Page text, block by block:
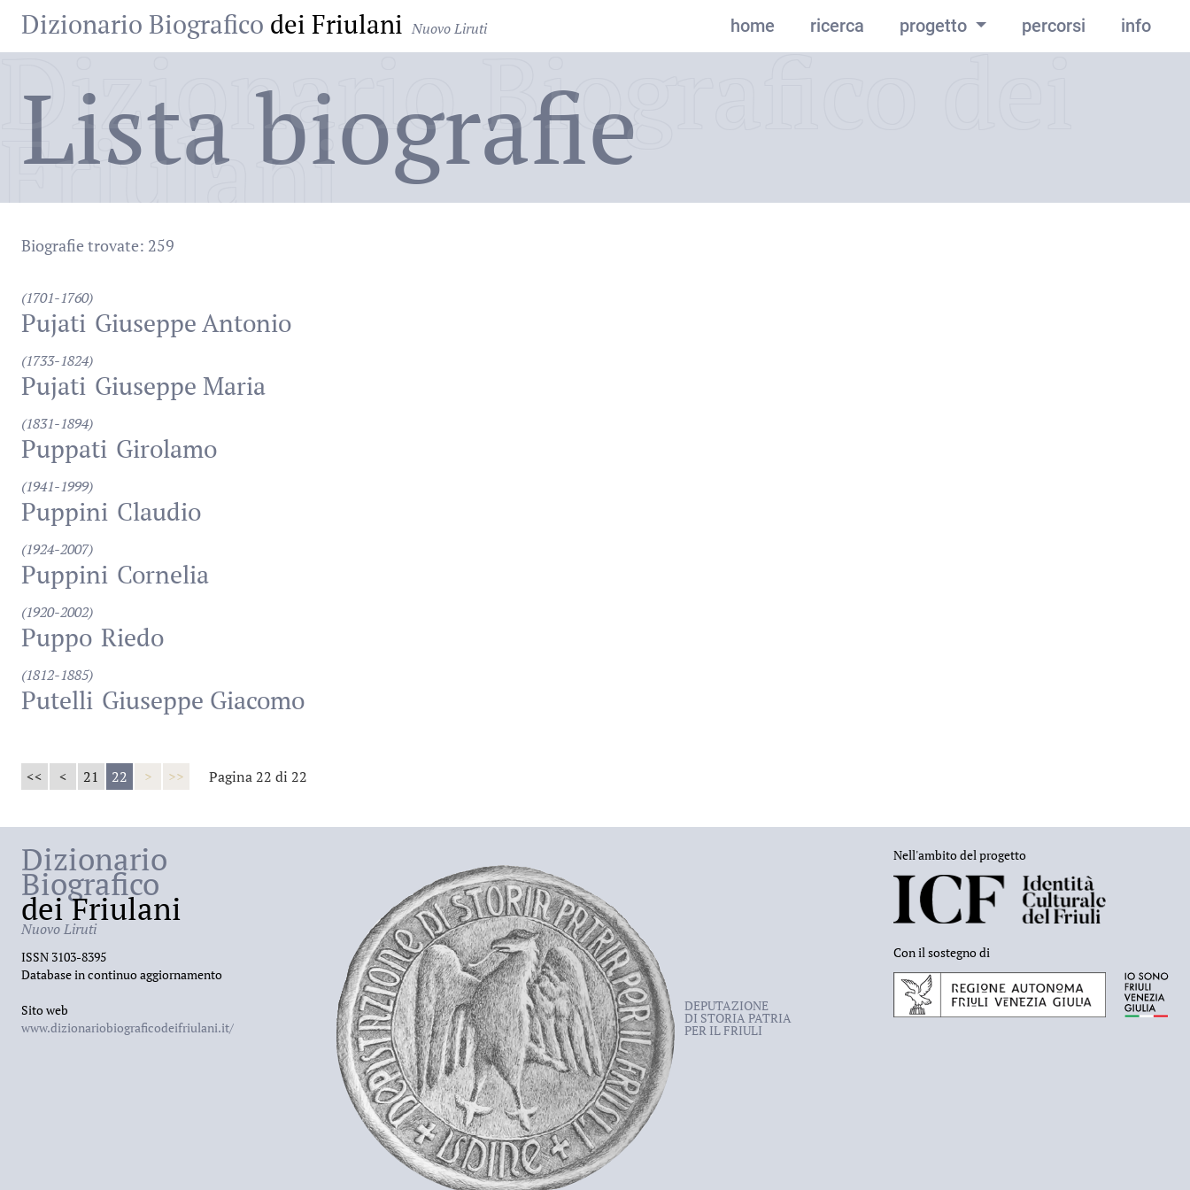
Dizionario Biografico dei Friulani Nuovo Liruti home ricerca progetto percorsi info
Dizionario Biografico dei
Friulani
Lista biografie
Biografie trovate: 259
(1701-1760)
Pujati Giuseppe Antonio
(1733-1824)
Pujati Giuseppe Maria
(1831-1894)
Puppati Girolamo
(1941-1999)
Puppini Claudio
(1924-2007)
Puppini Cornelia
(1920-2002)
Puppo Riedo
(1812-1885)
Putelli Giuseppe Giacomo
<< < 21 22 > >> Pagina 22 di 22
Dizionario
Biografico
dei Friulani
Nuovo Liruti
ISSN 3103-8395
Database in continuo aggiornamento
Sito web
www.dizionariobiograficodeifriulani.it/
DEPUTAZIONE
DI STORIA PATRIA
PER IL FRIULI
Nell'ambito del progetto
Con il sostegno di